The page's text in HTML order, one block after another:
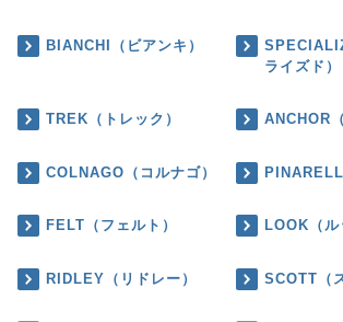
BIANCHI（ビアンキ）
ライズド）
TREK（トレック） ANCHOR
COLNAGO（コルナゴ）
FELT（フェルト） LOOK（ル
RIDLEY（リドレー） SCOTT（